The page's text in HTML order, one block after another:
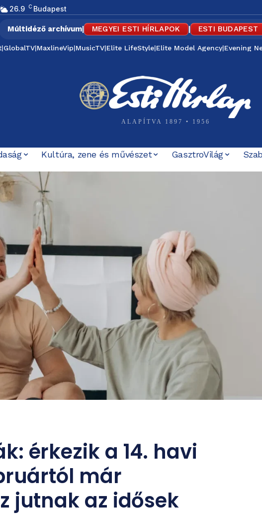
26.9 C Budapest
Múltidéző archívum| MEGYEI ESTI HÍRLAPOK | ESTI BUDAPEST
|GlobalTV|MaxlineVip|MusicTV|Elite LifeStyle|Elite Model Agency|Evening
ALAPÍTVA 1897 • 1956
Kultúra, zene és művészet GasztroVilág
érkezik a 14. havi
már
jutnak az idősek